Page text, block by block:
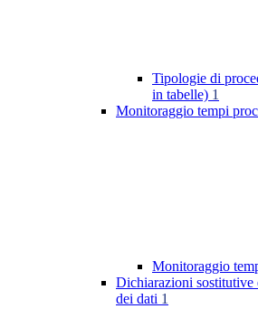
Tipologie di
in tabelle) 1
Monitoraggio tempi
Monitoraggio
Dichiarazioni
dei dati 1